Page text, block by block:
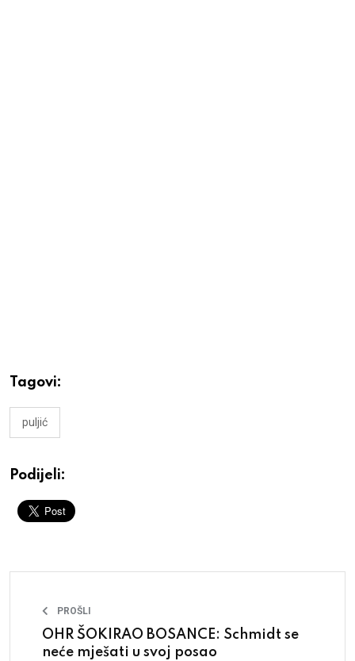
Tagovi:
puljić
Podijeli:
PROŠLI
OHR ŠOKIRAO BOSANCE: Schmidt se
neće mješati u svoj posao